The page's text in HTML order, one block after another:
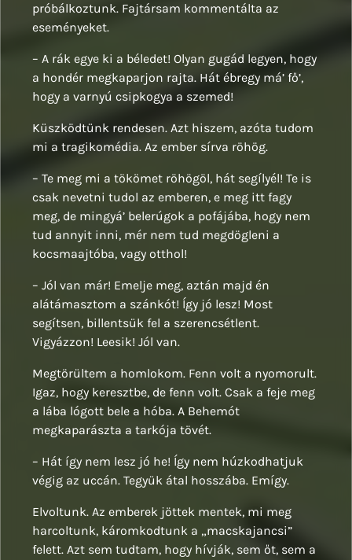
próbálkoztunk. Fajtársam kommentálta az
eseményeket.
– A rák egye ki a béledet! Olyan gugád legyen, hogy
a hondér megkaparjon rajta. Hát ébregy má’ fő’,
hogy a varnyú csipkogya a szemed!
Küszködtünk rendesen. Azt hiszem, azóta tudom
mi a tragikomédia. Az ember sírva röhög.
– Te meg mi a tökömet röhögöl, hát segílyél! Te is
csak nevetni tudol az emberen, e meg itt fagy
meg, de mingyá’ belerúgok a pofájába, hogy nem
tud annyit inni, mér nem tud megdögleni a
kocsmaajtóba, vagy otthol!
– Jól van már! Emelje meg, aztán majd én
alátámasztom a szánkót! Így jó lesz! Most
segítsen, billentsük fel a szerencsétlent.
Vigyázzon! Leesik! Jól van.
Megtörültem a homlokom. Fenn volt a nyomorult.
Igaz, hogy keresztbe, de fenn volt. Csak a feje meg
a lába lógott bele a hóba. A Behemót
megkaparászta a tarkója tövét.
– Hát így nem lesz jó he! Így nem húzkodhatjuk
végig az uccán. Tegyük átal hosszába. Emígy.
Elvoltunk. Az emberek jöttek mentek, mi meg
harcoltunk, káromkodtunk a „macskajancsi”
felett. Azt sem tudtam, hogy hívják, sem őt, sem a